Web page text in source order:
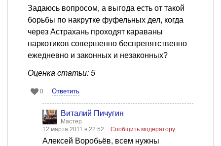
Задаюсь вопросом, а выгода есть от такой
борьбы по накрутке фуфельных дел, когда
через Астрахань проходят караваны
наркотиков совершенно беспрепятственно
ежедневно и законных и незаконных?
Оценка статьи: 5
0 Ответить
Виталий Пичугин
Мастер
12 марта 2011 в 22:52
Сообщить модератору
Алексей Воробьёв, всем нужны